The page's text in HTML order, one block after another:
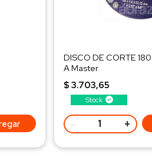
Stock
DISCO DE CORTE
A Master
$ 3.703,65
- +